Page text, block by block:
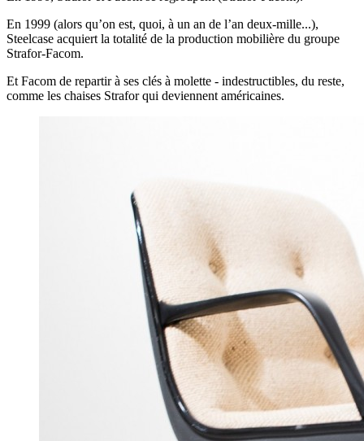
En 1999 (alors qu’on est, quoi, à un an de l’an deux-mille...),
Steelcase acquiert la totalité de la production mobilière du groupe
Strafor-Facom.
Et Facom de repartir à ses clés à molette - indestructibles, du reste,
comme les chaises Strafor qui deviennent américaines.